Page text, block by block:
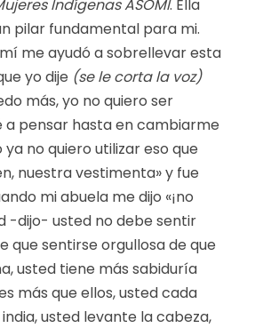
IndígenasASOMI. Ella
pilar fundamental para mi.
me ayudó a sobrellevar esta
yo dije (se le corta la voz)
más, yo no quiero ser
a pensar hasta en cambiarme
ya no quiero utilizar eso que
nuestra vestimenta» y fue
mi abuela me dijo «¡no
-dijo- usted no debe sentir
que sentirse orgullosa de que
usted tiene más sabiduría
más que ellos, usted cada
usted levante la cabeza,